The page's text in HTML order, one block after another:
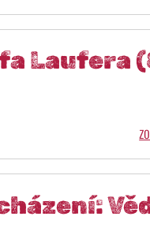
Laufera